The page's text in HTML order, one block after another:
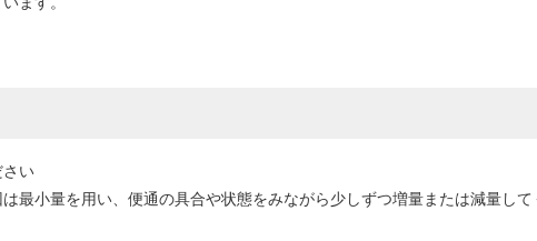
い
最小量を用い、便通の具合や状態をみながら少しずつ増量または減量し